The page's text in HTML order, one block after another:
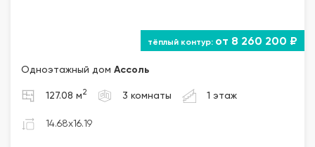
от 8 260 200 ₽
Одноэтажный дом Ассоль
127.08 м 2 3 комнаты 1 этаж
14.68x16.19